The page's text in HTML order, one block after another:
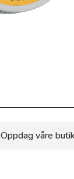
Oppdag våre